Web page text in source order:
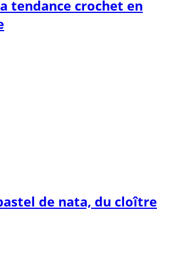
tendance crochet en
de nata, du cloître